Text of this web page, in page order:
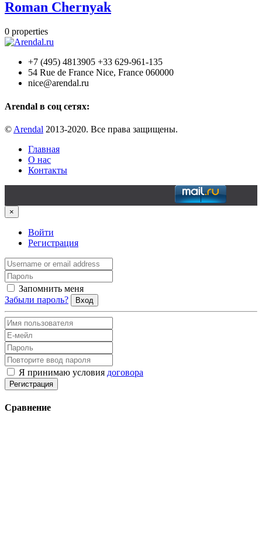
Roman Chernyak
0 properties
+7 (495) 4813905 +33 629-961-135
54 Rue de France Nice, France 060000
nice@arendal.ru
Arendal в соц сетях:
© Arendal 2013-2020. Все права защищены.
Главная
О нас
Контакты
×
Войти
Регистрация
Запомнить меня
Забыли пароль?
Вход
Я принимаю условия договора
Регистрация
Сравнение